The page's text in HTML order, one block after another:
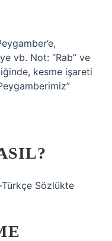
vb. Not: “Rab” ve
kesme işareti
Sözlükte